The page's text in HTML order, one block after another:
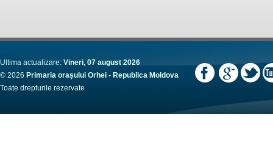
Ultima actualizare: Vineri, 07 august 2026
© 2026 Primaria orașului Orhei - Republica Moldova
Toate drepturile rezervate